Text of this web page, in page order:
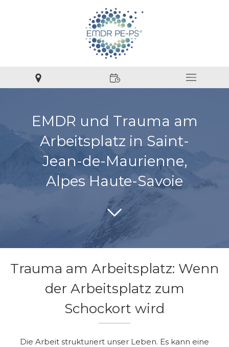
EMDR und Trauma am
Arbeitsplatz in Saint-
Jean-de-Maurienne,
Alpes Haute-Savoie
Trauma am Arbeitsplatz: Wenn
der Arbeitsplatz zum
Schockort wird
Die Arbeit strukturiert unser Leben. Es kann eine